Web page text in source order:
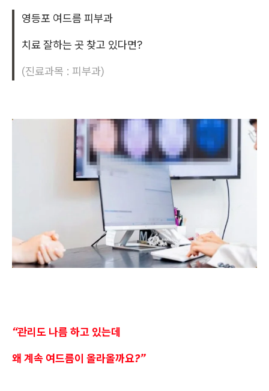
영등포 여드름 피부과
치료 잘하는 곳 찾고 있다면?
(진료과목 : 피부과)
“관리도 나름 하고 있는데
왜 계속 여드름이 올라올까요?”